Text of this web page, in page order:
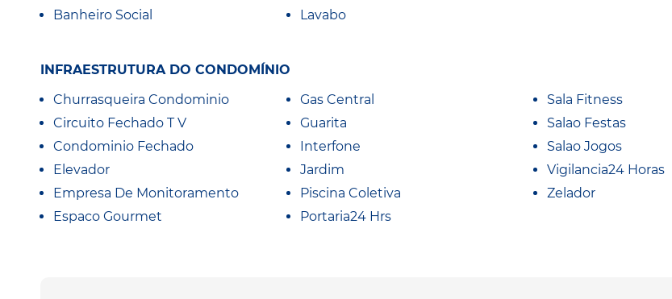
Banheiro Social
Lavabo
INFRAESTRUTURA DO CONDOMÍNIO
Churrasqueira Condominio
Circuito Fechado T V
Condominio Fechado
Elevador
Empresa De Monitoramento
Espaco Gourmet
Gas Central
Guarita
Interfone
Jardim
Piscina Coletiva
Portaria24 Hrs
Sala Fitness
Salao Festas
Salao Jogos
Vigilancia24 Horas
Zelador